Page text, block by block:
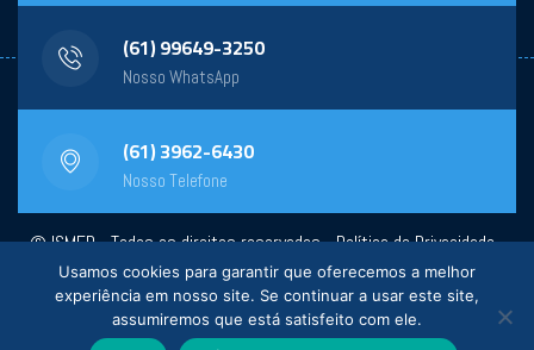
(61) 99649-3250
Nosso WhatsApp
(61) 3962-6430
Nosso Telefone
© ISMEP - Todos os direitos reservados -Política de Privacidade-
Powered by:General Design
Usamos cookies para garantir que oferecemos a melhor
experiência em nosso site. Se continuar a usar este site,
assumiremos que está satisfeito com ele.